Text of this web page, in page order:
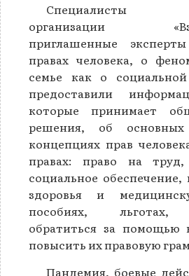
Специалисты
организации
приглашенные
правах человека, о
семье как о
предоставили
которые принимает
решения, об
концепциях прав
правах: право на
социальное обеспечение,
здоровья и
пособиях, льготах,
обратиться за помощью
повысить их правовую
Пандемия, боевые